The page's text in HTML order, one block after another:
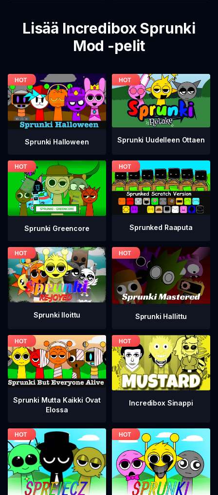
Lisää Incredibox Sprunki
Mod -pelit
Sprunki Halloween Sprunki Uudelleen Ottaen
Sprunki Greencore Sprunked Raaputa
Sprunki Iloittu Sprunki Hallittu
Sprunki Mutta Kaikki Ovat
Elossa
Incredibox Sinappi